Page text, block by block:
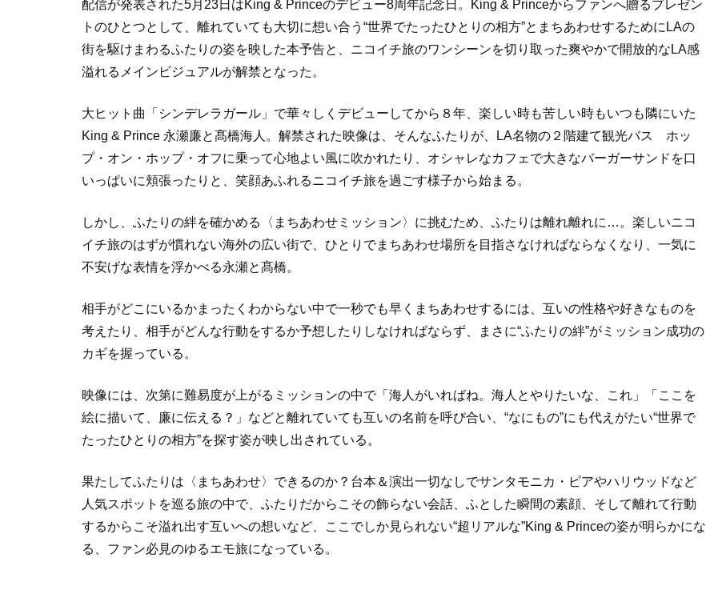
配信が発表された5月23日はKing & Princeのデビュー8周年記念日。King & Princeからファンへ贈るプレゼン
トのひとつとして、離れていても大切に想い合う“世界でたったひとりの相方”とまちあわせするためにLAの
街を駆けまわるふたりの姿を映した本予告と、ニコイチ旅のワンシーンを切り取った爽やかで開放的なLA感
溢れるメインビジュアルが解禁となった。
大ヒット曲「シンデレラガール」で華々しくデビューしてから８年、楽しい時も苦しい時もいつも隣にいた
King & Prince 永瀬廉と髙橋海人。解禁された映像は、そんなふたりが、LA名物の２階建て観光バス ホッ
プ・オン・ホップ・オフに乗って心地よい風に吹かれたり、オシャレなカフェで大きなバーガーサンドを口
いっぱいに頬張ったりと、笑顔あふれるニコイチ旅を過ごす様子から始まる。
しかし、ふたりの絆を確かめる〈まちあわせミッション〉に挑むため、ふたりは離れ離れに…。楽しいニコ
イチ旅のはずが慣れない海外の広い街で、ひとりでまちあわせ場所を目指さなければならなくなり、一気に
不安げな表情を浮かべる永瀬と髙橋。
相手がどこにいるかまったくわからない中で一秒でも早くまちあわせするには、互いの性格や好きなものを
考えたり、相手がどんな行動をするか予想したりしなければならず、まさに“ふたりの絆”がミッション成功の
カギを握っている。
映像には、次第に難易度が上がるミッションの中で「海人がいればね。海人とやりたいな、これ」「ここを
絵に描いて、廉に伝える？」などと離れていても互いの名前を呼び合い、“なにもの”にも代えがたい“世界で
たったひとりの相方”を探す姿が映し出されている。
果たしてふたりは〈まちあわせ〉できるのか？台本＆演出一切なしでサンタモニカ・ピアやハリウッドなど
人気スポットを巡る旅の中で、ふたりだからこその飾らない会話、ふとした瞬間の素顔、そして離れて行動
するからこそ溢れ出す互いへの想いなど、ここでしか見られない“超リアルな”King & Princeの姿が明らかにな
る、ファン必見のゆるエモ旅になっている。